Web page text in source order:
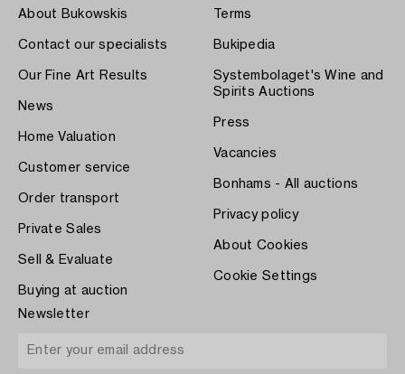
About Bukowskis
Contact our specialists
Our Fine Art Results
News
Home Valuation
Customer service
Order transport
Private Sales
Sell & Evaluate
Buying at auction
Terms
Bukipedia
Systembolaget's Wine and
Spirits Auctions
Press
Vacancies
Bonhams - All auctions
Privacy policy
About Cookies
Cookie Settings
Newsletter